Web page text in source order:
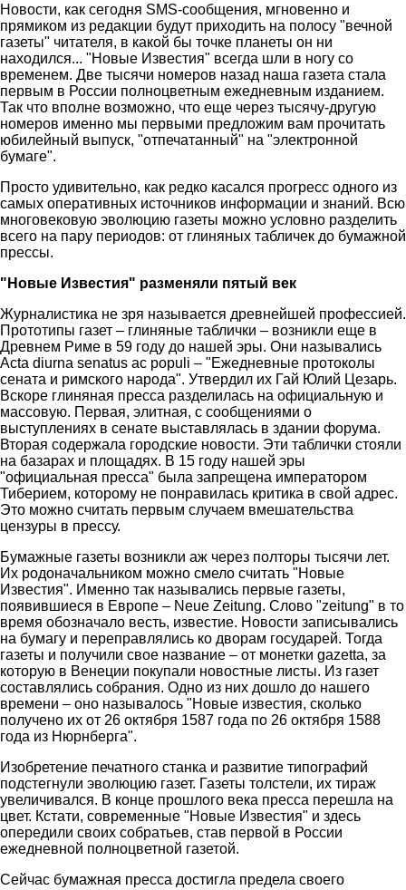
Новости, как сегодня SMS-сообщения, мгновенно и
прямиком из редакции будут приходить на полосу "вечной
газеты" читателя, в какой бы точке планеты он ни
находился... "Новые Известия" всегда шли в ногу со
временем. Две тысячи номеров назад наша газета стала
первым в России полноцветным ежедневным изданием.
Так что вполне возможно, что еще через тысячу-другую
номеров именно мы первыми предложим вам прочитать
юбилейный выпуск, "отпечатанный" на "электронной
бумаге".
Просто удивительно, как редко касался прогресс одного из
самых оперативных источников информации и знаний. Всю
многовековую эволюцию газеты можно условно разделить
всего на пару периодов: от глиняных табличек до бумажной
прессы.
"Новые Известия" разменяли пятый век
Журналистика не зря называется древнейшей профессией.
Прототипы газет – глиняные таблички – возникли еще в
Древнем Риме в 59 году до нашей эры. Они назывались
Acta diurna senatus ас populi – "Ежедневные протоколы
сената и римского народа". Утвердил их Гай Юлий Цезарь.
Вскоре глиняная пресса разделилась на официальную и
массовую. Первая, элитная, с сообщениями о
выступлениях в сенате выставлялась в здании форума.
Вторая содержала городские новости. Эти таблички стояли
на базарах и площадях. В 15 году нашей эры
"официальная пресса" была запрещена императором
Тиберием, которому не понравилась критика в свой адрес.
Это можно считать первым случаем вмешательства
цензуры в прессу.
Бумажные газеты возникли аж через полторы тысячи лет.
Их родоначальником можно смело считать "Новые
Известия". Именно так назывались первые газеты,
появившиеся в Европе – Neue Zeitung. Слово "zeitung" в то
время обозначало весть, известие. Новости записывались
на бумагу и переправлялись ко дворам государей. Тогда
газеты и получили свое название – от монетки gazetta, за
которую в Венеции покупали новостные листы. Из газет
составлялись собрания. Одно из них дошло до нашего
времени – оно называлось "Новые известия, сколько
получено их от 26 октября 1587 года по 26 октября 1588
года из Нюрнберга".
Изобретение печатного станка и развитие типографий
подстегнули эволюцию газет. Газеты толстели, их тираж
увеличивался. В конце прошлого века пресса перешла на
цвет. Кстати, современные "Новые Известия" и здесь
опередили своих собратьев, став первой в России
ежедневной полноцветной газетой.
Сейчас бумажная пресса достигла предела своего